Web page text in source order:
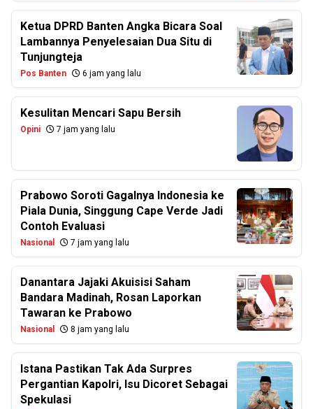
Ketua DPRD Banten Angka Bicara Soal
Lambannya Penyelesaian Dua Situ di
Tunjungteja
Pos Banten 6 jam yang lalu
Kesulitan Mencari Sapu Bersih
Opini 7 jam yang lalu
Prabowo Soroti Gagalnya Indonesia ke
Piala Dunia, Singgung Cape Verde Jadi
Contoh Evaluasi
Nasional 7 jam yang lalu
Danantara Jajaki Akuisisi Saham
Bandara Madinah, Rosan Laporkan
Tawaran ke Prabowo
Nasional 8 jam yang lalu
Istana Pastikan Tak Ada Surpres
Pergantian Kapolri, Isu Dicoret Sebagai
Spekulasi